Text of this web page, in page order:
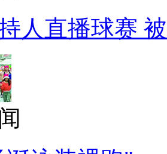
人直播球赛